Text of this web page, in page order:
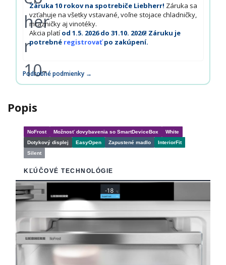
Záruka 10 rokov na spotrebiče Liebherr! Záruka sa
vzťahuje na všetky vstavané, voľne stojace chladničky,
mrazničky aj vinotéky.
Akcia platí od 1.5. 2026 do 31.10. 2026! Záruku je
potrebné registrovať po zakúpení.
Podrobné podmienky →
Popis
NoFrost Možnosť dovybavenia so SmartDeviceBox
White
Dotykový displej
EasyOpen Zapustené madlo
InteriorFit
Silent
KĽÚČOVÉ TECHNOLÓGIE